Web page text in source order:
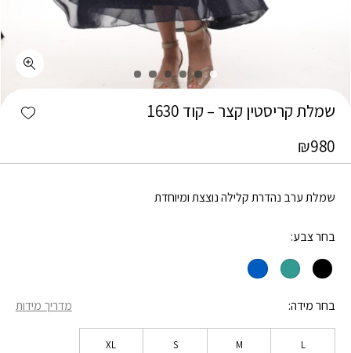
שמלת קריסטין קצר – קוד 1630
₪980
שמלת ערב נהדרת קלילה נוצצת ומיוחדת
בחר צבע
בחר מידה מדריך מידות
L
M
S
XL